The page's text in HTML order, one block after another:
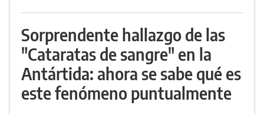
Sorprendente hallazgo de las
"Cataratas de sangre" en la
Antártida: ahora se sabe qué es
este fenómeno puntualmente